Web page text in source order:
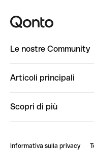
Le nostre Community
PowerUp
Articoli principali
Scopri di più
Blog
Informativa sulla privacy